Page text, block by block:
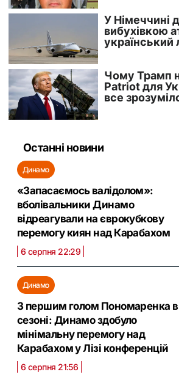
Останні новини
Динамо
«Запасаємось валідолом»:
вболівальники Динамо
відреагували на єврокубкову
перемогу киян над Карабахом
6 серпня 22:29
Динамо
З першим голом Пономаренка в
сезоні: Динамо здобуло
мінімальну перемогу над
Карабахом у Лізі конференцій
6 серпня 21:56